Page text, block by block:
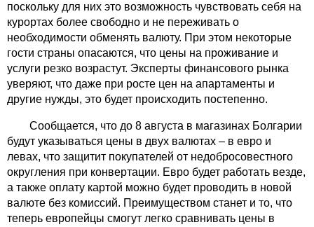
поскольку для них это возможность чувствовать себя на
курортах более свободно и не переживать о
необходимости обменять валюту. При этом некоторые
гости страны опасаются, что цены на проживание и
услуги резко возрастут. Эксперты финансового рынка
уверяют, что даже при росте цен на апартаменты и
другие нужды, это будет происходить постепенно.
Сообщается, что до 8 августа в магазинах Болгарии
будут указываться цены в двух валютах – в евро и
левах, что защитит покупателей от недобросовестного
округления при конвертации. Евро будет работать везде,
а также оплату картой можно будет проводить в новой
валюте без комиссий. Преимуществом станет и то, что
теперь европейцы смогут легко сравнивать цены в